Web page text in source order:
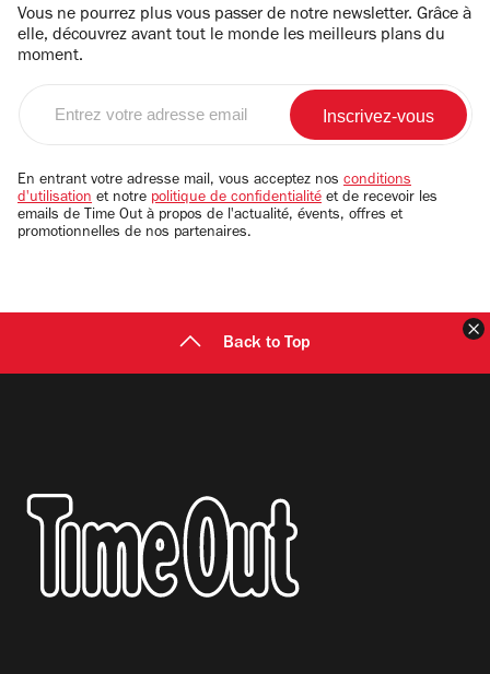
Vous ne pourrez plus vous passer de notre newsletter. Grâce à
elle, découvrez avant tout le monde les meilleurs plans du
moment.
email
En entrant votre adresse mail, vous acceptez nos conditions
d'utilisation et notre politique de confidentialité et de recevoir les
emails de Time Out à propos de l'actualité, évents, offres et
promotionnelles de nos partenaires.
Back to Top